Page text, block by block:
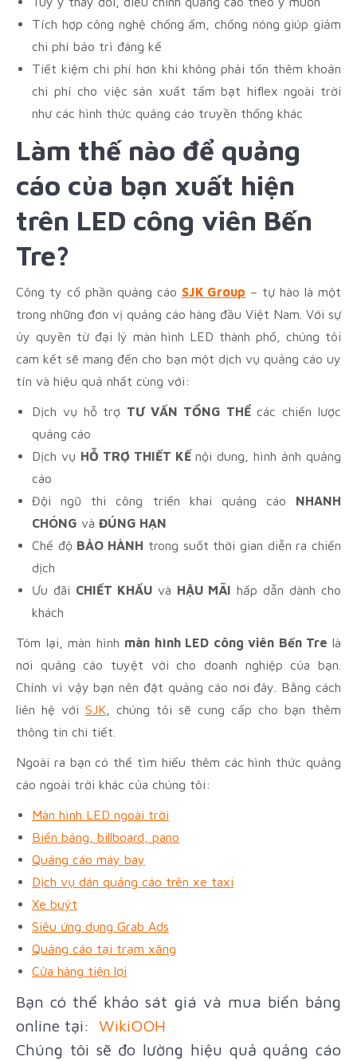
Tích hợp công nghệ chống ẩm, chống nóng giúp giảm
chi phí bảo trì đáng kể
Tiết kiệm chi phí hơn khi không phải tốn thêm khoản
chi phí cho việc sản xuất tấm bạt hiflex ngoài trời
như các hình thức quảng cáo truyền thống khác
Làm thế nào để quảng
cáo của bạn xuất hiện
trên LED công viên Bến
Tre?
Công ty cổ phần quảng cáo SJK Group – tự hào là một
trong những đơn vị quảng cáo hàng đầu Việt Nam. Với sự
ủy quyền từ đại lý màn hình LED thành phố, chúng tôi
cam kết sẽ mang đến cho bạn một dịch vụ quảng cáo uy
tín và hiệu quả nhất cùng với:
Dịch vụ hỗ trợ TƯ VẤN TỔNG THỂcác chiến lược
quảng cáo
Dịch vụ HỖ TRỢ THIẾT KẾnội dung, hình ảnh quảng
cáo
Đội ngũ thi công triển khai quảng cáo NHANH
CHÓNG và ĐÚNG HẠN
Chế độ BẢO HÀNH trong suốt thời gian diễn ra chiến
dịch
Ưu đãi CHIẾT KHẤU và HẬU MÃI hấp dẫn dành cho
khách
Tóm lại, màn hình màn hình LED công viên Bến Trelà
nơi quảng cáo tuyệt vời cho doanh nghiệp của bạn.
Chính vì vậy bạn nên đặt quảng cáo nơi đây. Bằng cách
liên hệ với SJK , chúng tôi sẽ cung cấp cho bạn thêm
thông tin chi tiết.
Ngoài ra bạn có thể tìm hiểu thêm các hình thức quảng
cáo ngoài trời khác của chúng tôi:
Màn hình LED ngoài trời
Biển bảng, billboard, pano
Quảng cáo máy bay
Dịch vụ dán quảng cáo trên xe taxi
Xe buýt
Siêu ứng dụng Grab Ads
Quảng cáo tại trạm xăng
Cửa hàng tiện lợi
Bạn có thể khảo sát giá và mua biển bảng
online tại: WikiOOH
Chúng tôi sẽ đo lường hiệu quả quảng cáo